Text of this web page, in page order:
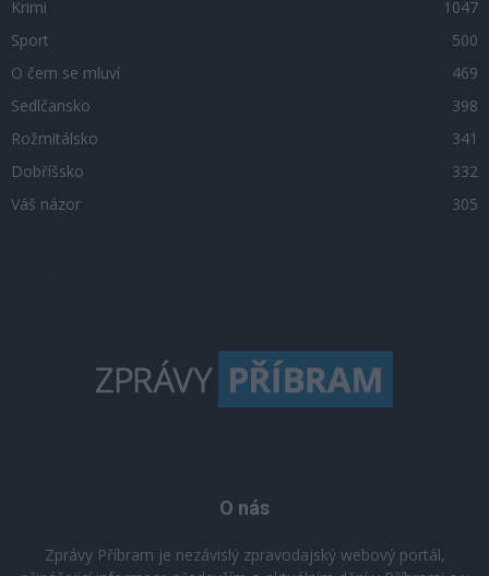
Krimi
1047
Sport
500
O čem se mluví
469
Sedlčansko
398
Rožmitálsko
341
Dobříšsko
332
Váš názor
305
O nás
Zprávy Příbram je nezávislý zpravodajský webový portál,